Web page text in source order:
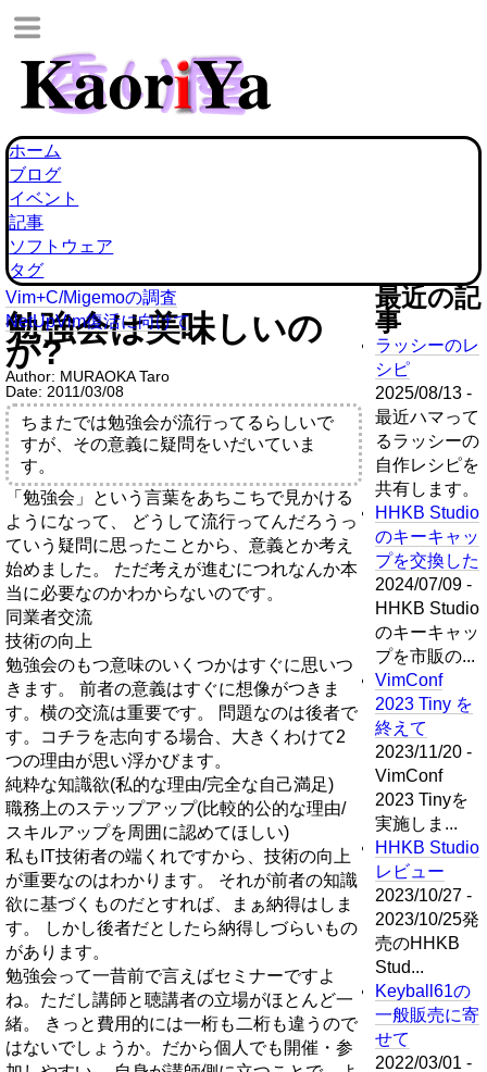
ホーム
ブログ
イベント
記事
ソフトウェア
タグ
Vim+C/Migemoの調査
NetUpVim復活に向けて
勉強会は美味しいの
か?
Author: MURAOKA Taro
Date: 2011/03/08
ちまたでは勉強会が流行ってるらしいで
すが、その意義に疑問をいだいていま
す。
「勉強会」という言葉をあちこちで見かける
ようになって、 どうして流行ってんだろうっ
ていう疑問に思ったことから、意義とか考え
始めました。 ただ考えが進むにつれなんか本
当に必要なのかわからないのです。
同業者交流
技術の向上
勉強会のもつ意味のいくつかはすぐに思いつ
きます。 前者の意義はすぐに想像がつきま
す。横の交流は重要です。 問題なのは後者で
す。コチラを志向する場合、大きくわけて2
つの理由が思い浮かびます。
純粋な知識欲(私的な理由/完全な自己満足)
職務上のステップアップ(比較的公的な理由/
スキルアップを周囲に認めてほしい)
私もIT技術者の端くれですから、技術の向上
が重要なのはわかります。 それが前者の知識
欲に基づくものだとすれば、まぁ納得はしま
す。 しかし後者だとしたら納得しづらいもの
があります。
勉強会って一昔前で言えばセミナーですよ
ね。ただし講師と聴講者の立場がほとんど一
緒。 きっと費用的には一桁も二桁も違うので
はないでしょうか。だから個人でも開催・参
最近の記
事
ラッシーのレ
シピ
2025/08/13 -
最近ハマって
るラッシーの
自作レシピを
共有します。
HHKB Studio
のキーキャッ
プを交換した
2024/07/09 -
HHKB Studio
のキーキャッ
プを市販の...
VimConf
2023 Tiny を
終えて
2023/11/20 -
VimConf
2023 Tinyを
実施しま...
HHKB Studio
レビュー
2023/10/27 -
2023/10/25発
売のHHKB
Stud...
Keyball61の
一般販売に寄
せて
2022/03/01 -